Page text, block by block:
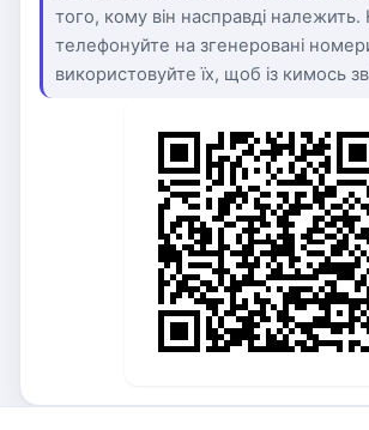
того, кому він насправді належить.
телефонуйте на згенеровані
використовуйте їх, щоб із кимось